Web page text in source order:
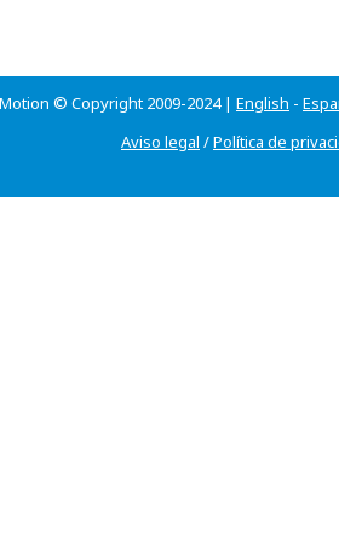
© Copyright 2009-2024 | English -
Aviso legal /Política de